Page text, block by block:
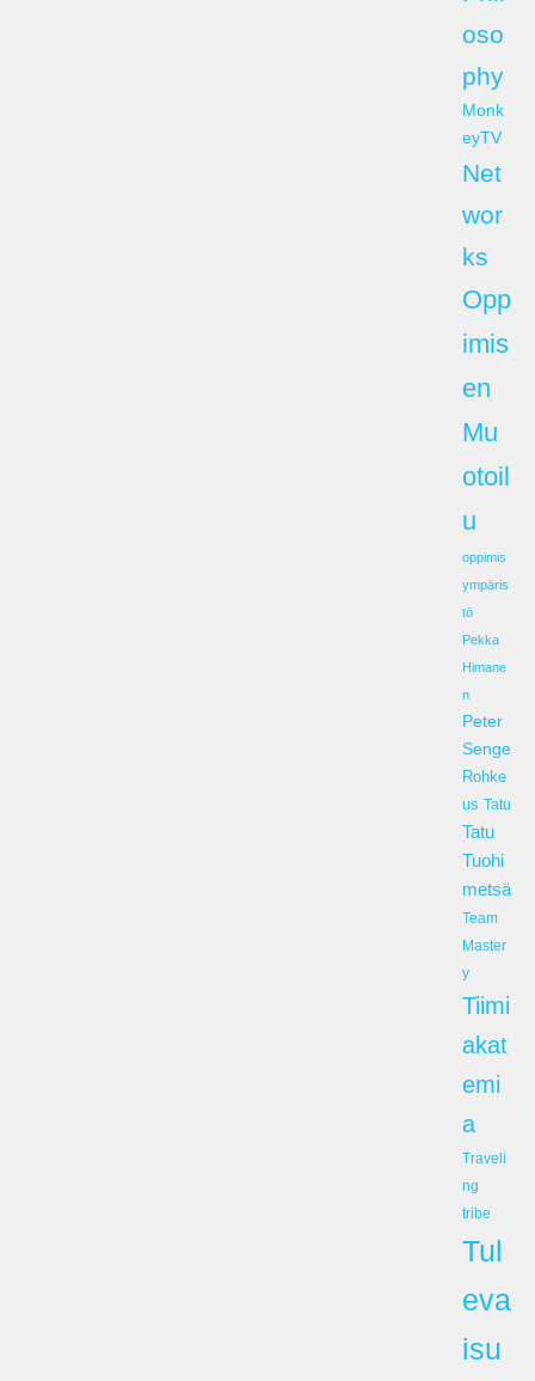
oso
phy
Monk
eyTV
Net
wor
ks
Opp
imis
en
Mu
otoil
u
oppimis
ympäris
tö
Pekka
Himane
n
Peter
Senge
Rohke
us Tatu
Tatu
Tuohi
metsä
Team
Master
y
Tiimi
akat
emi
a
Traveli
ng
tribe
Tul
eva
isu